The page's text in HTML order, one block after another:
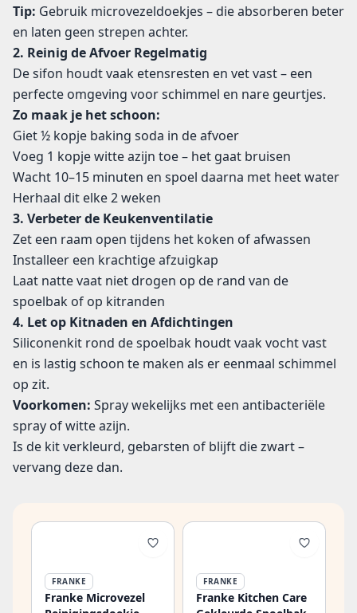
Tip: Gebruik microvezeldoekjes – die absorberen beter
en laten geen strepen achter.
2. Reinig de Afvoer Regelmatig
De sifon houdt vaak etensresten en vet vast – een
perfecte omgeving voor schimmel en nare geurtjes.
Zo maak je het schoon:
Giet ½ kopje baking soda in de afvoer
Voeg 1 kopje witte azijn toe – het gaat bruisen
Wacht 10–15 minuten en spoel daarna met heet water
Herhaal dit elke 2 weken
3. Verbeter de Keukenventilatie
Zet een raam open tijdens het koken of afwassen
Installeer een krachtige afzuigkap
Laat natte vaat niet drogen op de rand van de
spoelbak of op kitranden
4. Let op Kitnaden en Afdichtingen
Siliconenkit rond de spoelbak houdt vaak vocht vast
en is lastig schoon te maken als er eenmaal schimmel
op zit.
Voorkomen: Spray wekelijks met een antibacteriële
spray of witte azijn.
Is de kit verkleurd, gebarsten of blijft die zwart –
vervang deze dan.
FRANKE
Franke Microvezel
FRANKE
Franke Kitchen Care